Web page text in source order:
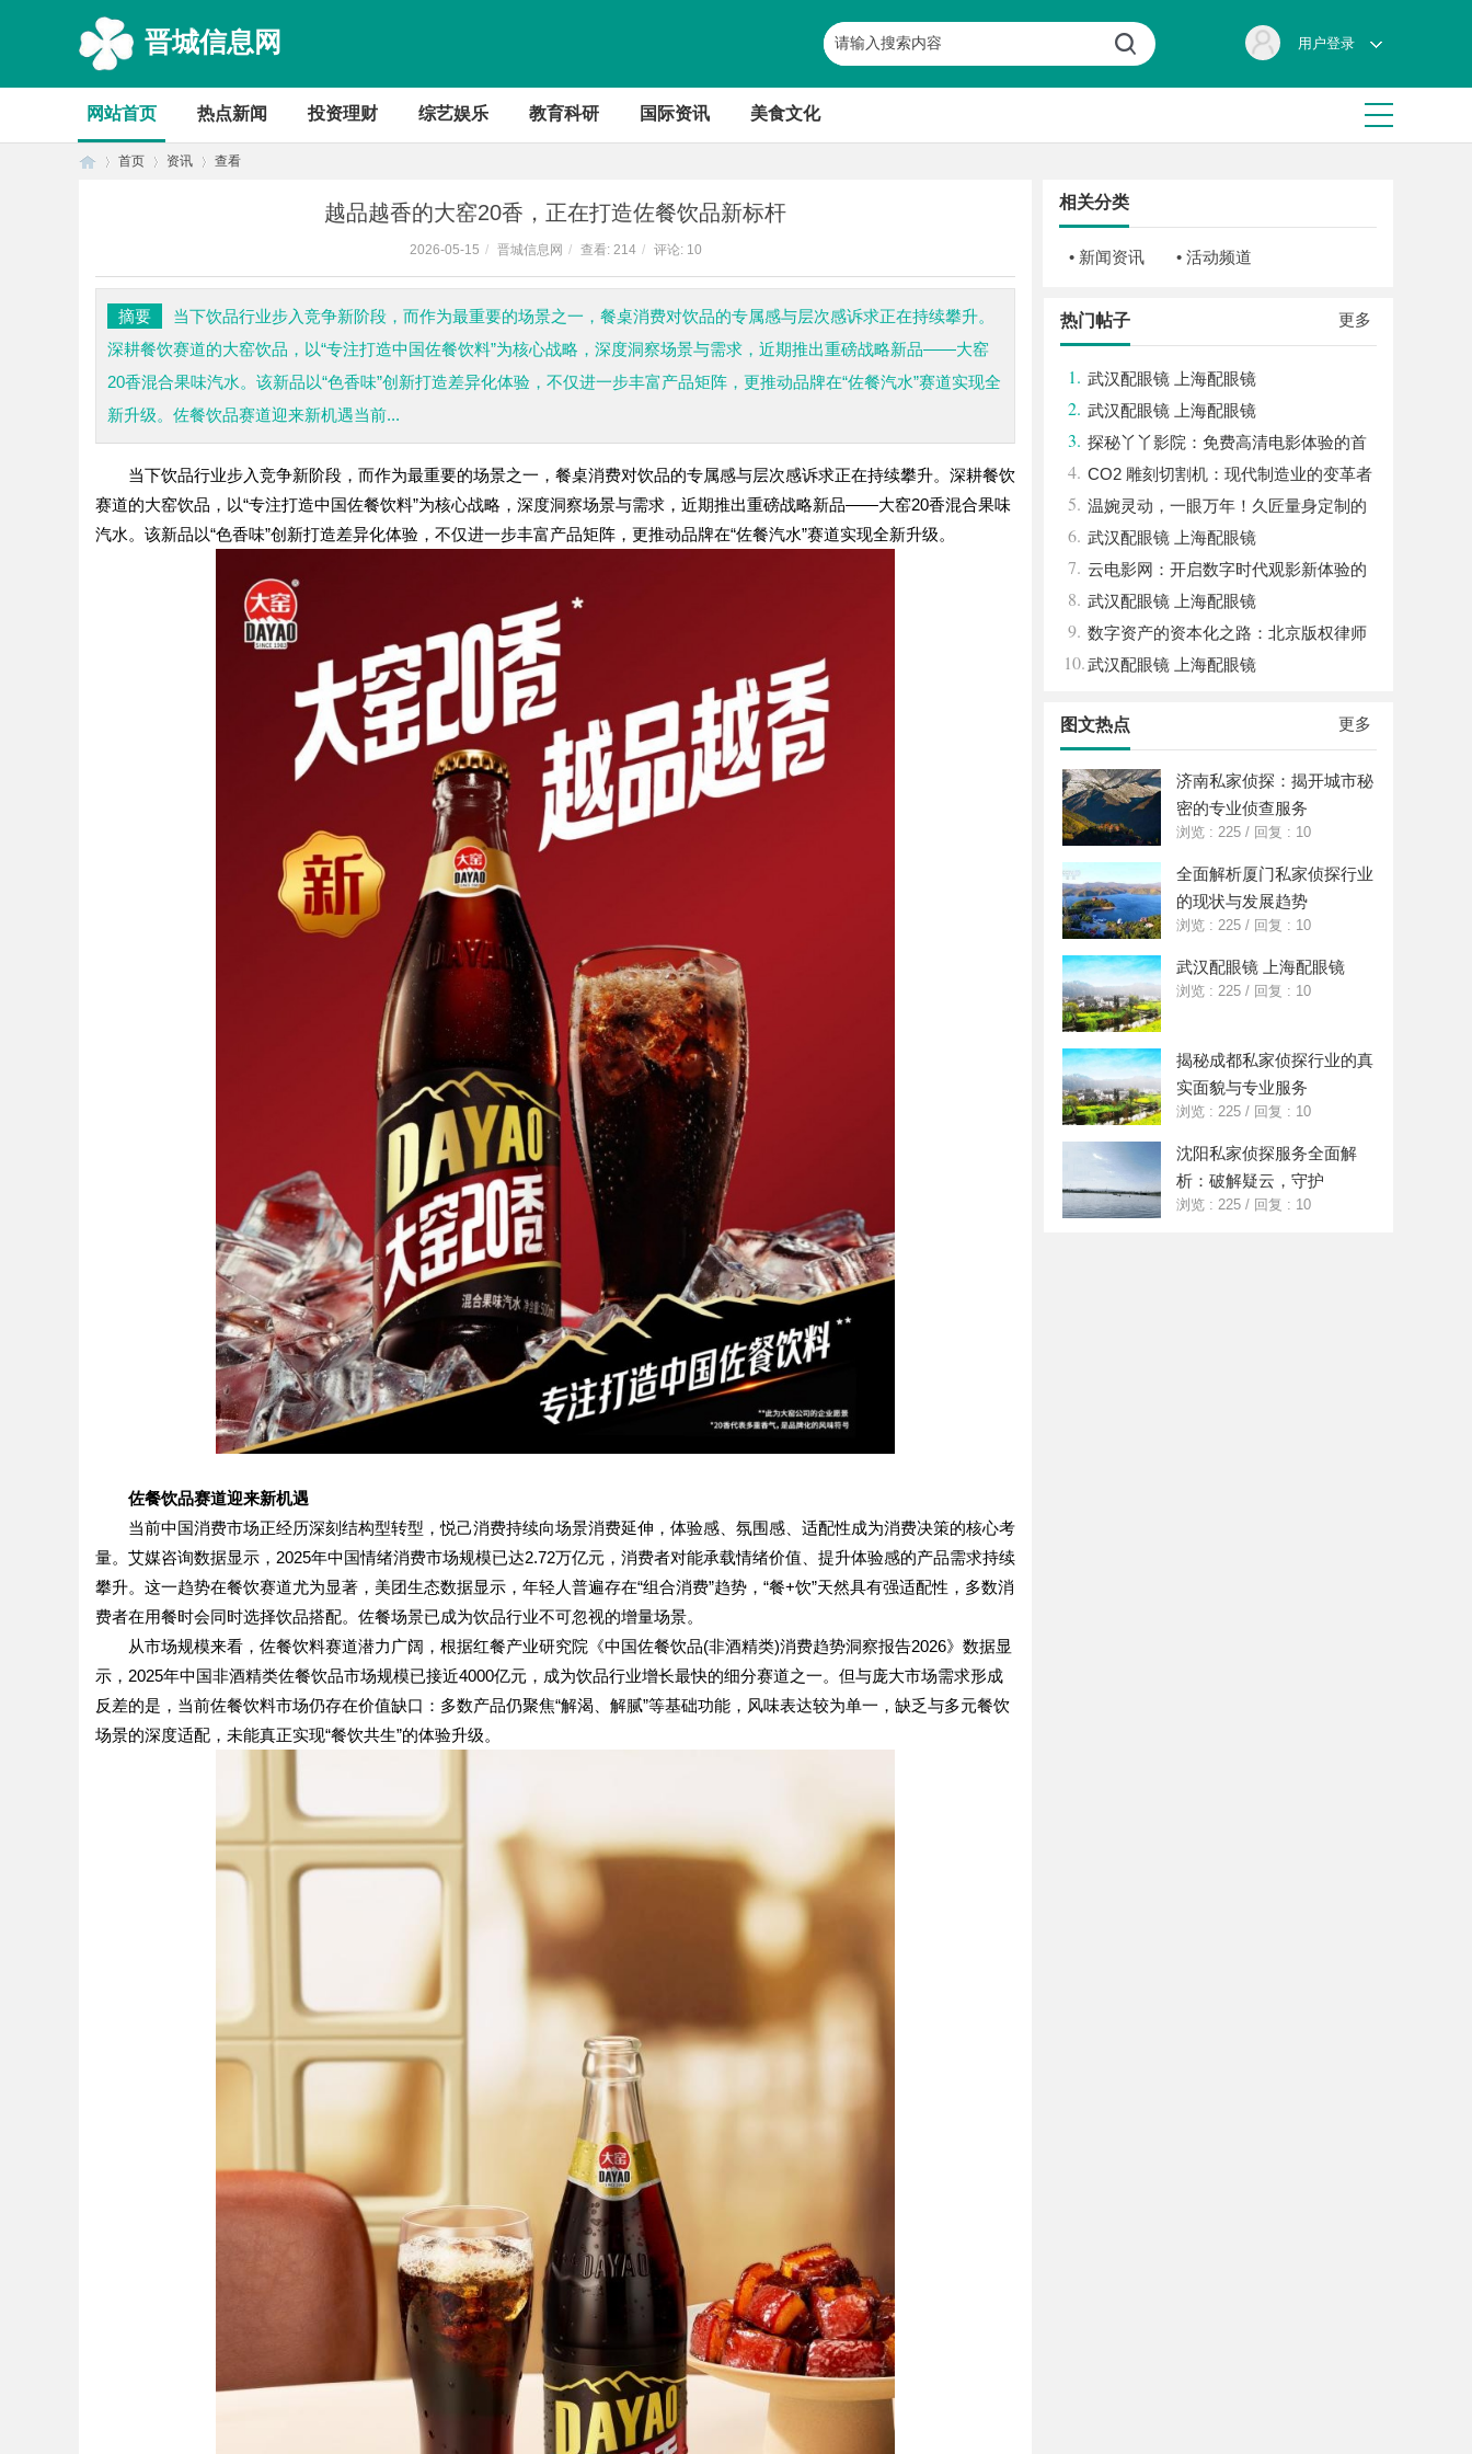
晋城信息网 用户登录
网站首页 热点新闻 投资理财 综艺娱乐 教育科研 国际资讯 美食文化
首页 资讯 查看
越品越香的大窑20香，正在打造佐餐饮品新标杆
2026-05-15 / 晋城信息网 / 查看: 214 / 评论: 10
摘要
当下饮品行业步入竞争新阶段，而作为最重要的场景之一，餐桌消费对饮品的专属感与层次感诉求正在持续攀升。
深耕餐饮赛道的大窑饮品，以“专注打造中国佐餐饮料”为核心战略，深度洞察场景与需求，近期推出重磅战略新品——大窑
20香混合果味汽水。该新品以“色香味”创新打造差异化体验，不仅进一步丰富产品矩阵，更推动品牌在“佐餐汽水”赛道实现全
新升级。佐餐饮品赛道迎来新机遇当前...
当下饮品行业步入竞争新阶段，而作为最重要的场景之一，餐桌消费对饮品的专属感与层次感诉求正在持续攀升。深耕餐饮
赛道的大窑饮品，以“专注打造中国佐餐饮料”为核心战略，深度洞察场景与需求，近期推出重磅战略新品——大窑20香混合果味
汽水。该新品以“色香味”创新打造差异化体验，不仅进一步丰富产品矩阵，更推动品牌在“佐餐汽水”赛道实现全新升级。
佐餐饮品赛道迎来新机遇
当前中国消费市场正经历深刻结构型转型，悦己消费持续向场景消费延伸，体验感、氛围感、适配性成为消费决策的核心考
量。艾媒咨询数据显示，2025年中国情绪消费市场规模已达2.72万亿元，消费者对能承载情绪价值、提升体验感的产品需求持续
攀升。这一趋势在餐饮赛道尤为显著，美团生态数据显示，年轻人普遍存在“组合消费”趋势，“餐+饮”天然具有强适配性，多数消
费者在用餐时会同时选择饮品搭配。佐餐场景已成为饮品行业不可忽视的增量场景。
从市场规模来看，佐餐饮料赛道潜力广阔，根据红餐产业研究院《中国佐餐饮品(非酒精类)消费趋势洞察报告2026》数据显
示，2025年中国非酒精类佐餐饮品市场规模已接近4000亿元，成为饮品行业增长最快的细分赛道之一。但与庞大市场需求形成
反差的是，当前佐餐饮料市场仍存在价值缺口：多数产品仍聚焦“解渴、解腻”等基础功能，风味表达较为单一，缺乏与多元餐饮
场景的深度适配，未能真正实现“餐饮共生”的体验升级。
相关分类
• 新闻资讯 • 活动频道
更多
热门帖子
1. 武汉配眼镜 上海配眼镜
2. 武汉配眼镜 上海配眼镜
3. 探秘丫丫影院：免费高清电影体验的首
选平台
4. CO2 雕刻切割机：现代制造业的变革者
5. 温婉灵动，一眼万年！久匠量身定制的
眉眼唇，才是你整张脸的点睛之笔！淡颜系
女生的气质加分项
6. 武汉配眼镜 上海配眼镜
7. 云电影网：开启数字时代观影新体验的
创新平台
8. 武汉配眼镜 上海配眼镜
9. 数字资产的资本化之路：北京版权律师
如何让“IP”变“现金流”
10.武汉配眼镜 上海配眼镜
更多
图文热点
济南私家侦探：揭开城市秘
密的专业侦查服务
浏览 : 225 / 回复 : 10
全面解析厦门私家侦探行业
的现状与发展趋势
浏览 : 225 / 回复 : 10
武汉配眼镜 上海配眼镜
浏览 : 225 / 回复 : 10
揭秘成都私家侦探行业的真
实面貌与专业服务
浏览 : 225 / 回复 : 10
沈阳私家侦探服务全面解
析：破解疑云，守护
浏览 : 225 / 回复 : 10